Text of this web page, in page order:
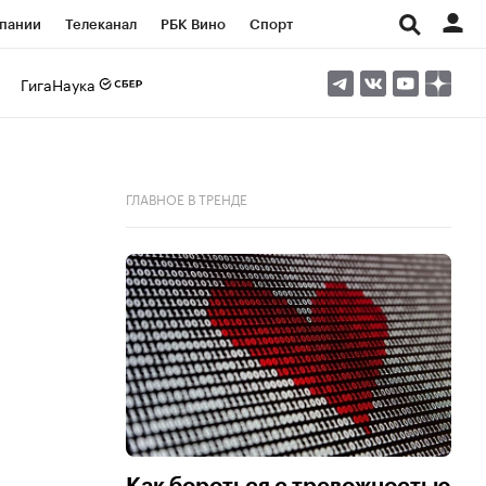
Телеканал РБК Вино Спорт
ГигаНаука
ГЛАВНОЕ В ТРЕНДЕ